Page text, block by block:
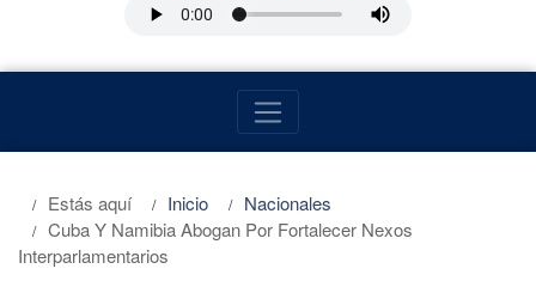
Estás aquí Inicio
Nacionales
Cuba Y Namibia Abogan Por Fortalecer Nexos
Interparlamentarios